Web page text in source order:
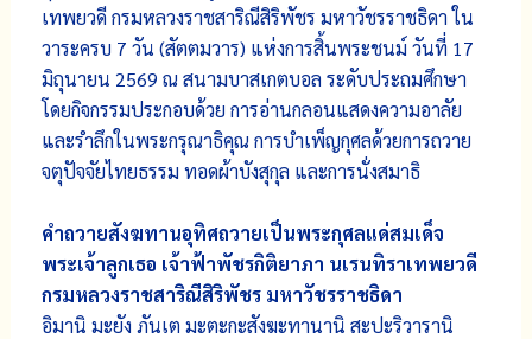
เทพยวดี กรมหลวงราชสาริณีสิริพัชร มหาวัชรราชธิดา ​ใน
วาระครบ 7 วัน (สัตตมวาร) แห่งการสิ้น​พระชนม์​​ วันที่​ 17
มิถุนายน​ 2569 ณ​ สนามบาสเกตบอล ระดับประถมศึกษา
โดยกิจกรรม​ประกอบด้วย​ การอ่านกลอนแสดงความอาลัย
และรำลึกในพระกรุณาธิคุณ​ การบำเพ็ญกุศลด้วยการถวาย
จตุปัจจัยไทยธรรม​ ทอดผ้าบังสุกุล​ และการนั่งสมาธิ
คำถวายสังฆทานอุทิศถวายเป็นพระกุศลแด่สมเด็จ
พระเจ้าลูกเธอ เจ้าฟ้าพัชรกิติยาภา นเรนทิราเทพยวดี
กรมหลวงราชสาริณีสิริพัชร มหาวัชรราชธิดา
อิมานิ มะยัง ภันเต มะตะกะสังฆะทานานิ สะปะริวารานิ